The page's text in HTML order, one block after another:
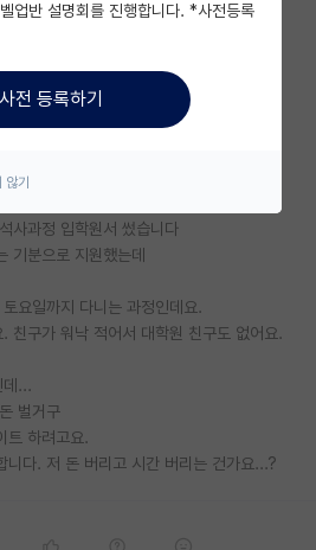
게시판
판
고
려 치우고
사과정 입학원서 썼습니다
기분으로 지원했는데
요일까지 다니는 과정인데요.
친구가 워낙 적어서 대학원 친구도 없어요.
데...
벌거구
트 하려고요.
니다. 저 돈 버리고 시간 버리는 건가요...?
업반 설명회를 진행합니다. *사전등록
사전 등록하기
기